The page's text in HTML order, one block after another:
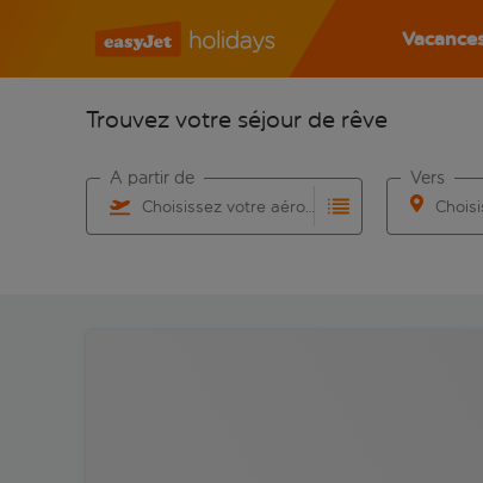
Trouvez votre séjour de rêve
Choisissez votre aéroport
À partir de Vers